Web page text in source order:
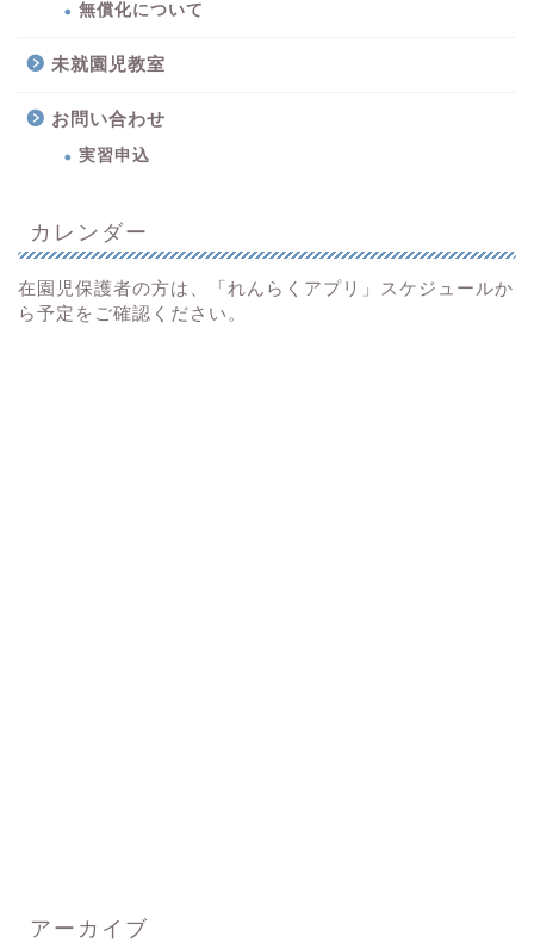
無償化について
未就園児教室
お問い合わせ
実習申込
カレンダー
在園児保護者の方は、「れんらくアプリ」スケジュールか
ら予定をご確認ください。
アーカイブ